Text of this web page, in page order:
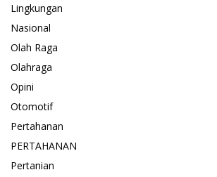
Lingkungan
Nasional
Olah Raga
Olahraga
Opini
Otomotif
Pertahanan
PERTAHANAN
Pertanian